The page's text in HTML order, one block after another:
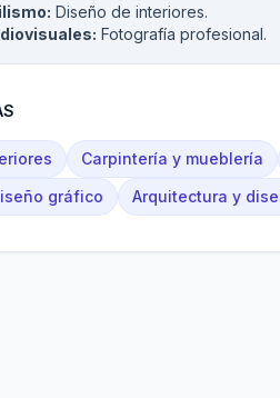
Diseño de interiores.
Fotografía profesional.
Carpintería y mueblería
gráfico
Arquitectura y